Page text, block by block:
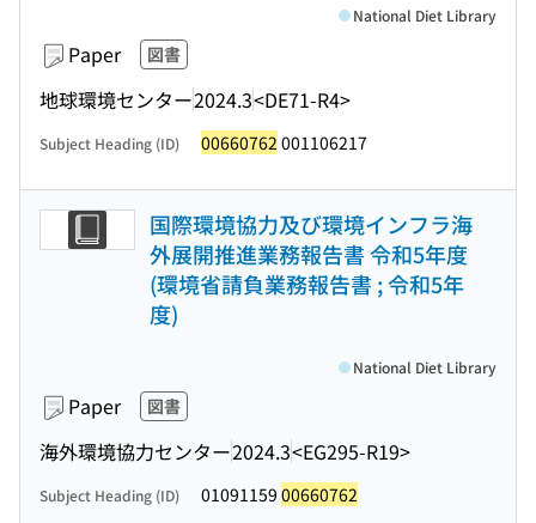
Paper 図書
地球環境センター2024.3<DE71-R4>
National Diet Library
Subject Heading (ID) 00660762 001106217
国際環境協力及び環境インフラ海
外展開推進業務報告書 令和5年度
(環境省請負業務報告書 ; 令和5年
度)
Paper 図書
海外環境協力センター2024.3<EG295-R19>
National Diet Library
Subject Heading (ID) 01091159 00660762